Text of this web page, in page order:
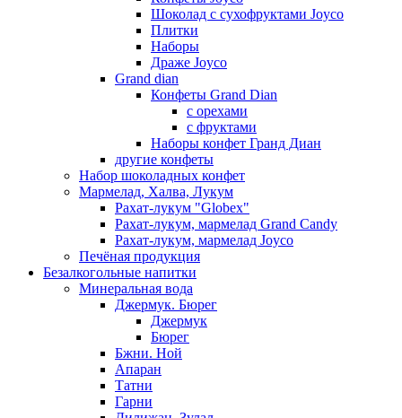
Шоколад с сухофруктами Joyco
Плитки
Наборы
Драже Joyco
Grand dian
Конфеты Grand Dian
с орехами
с фруктами
Наборы конфет Гранд Диан
другие конфеты
Набор шоколадных конфет
Мармелад, Халва, Лукум
Рахат-лукум "Globex"
Рахат-лукум, мармелад Grand Candy
Рахат-лукум, мармелад Joyco
Печёная продукция
Безалкогольные напитки
Минеральная вода
Джермук. Бюрег
Джермук
Бюрег
Бжни. Ной
Апаран
Татни
Гарни